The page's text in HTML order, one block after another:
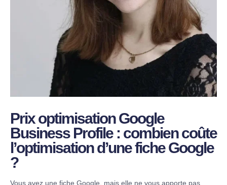
Prix optimisation Google
Business Profile : combien coûte
l’optimisation d’une fiche Google
?
Vous avez une fiche Google, mais elle ne vous apporte pas